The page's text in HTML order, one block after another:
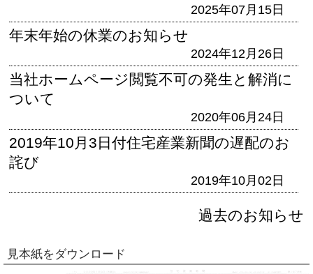
2025年07月15日
年末年始の休業のお知らせ
2024年12月26日
当社ホームページ閲覧不可の発生と解消に
ついて
2020年06月24日
2019年10月3日付住宅産業新聞の遅配のお
詫び
2019年10月02日
過去のお知らせ
見本紙をダウンロード